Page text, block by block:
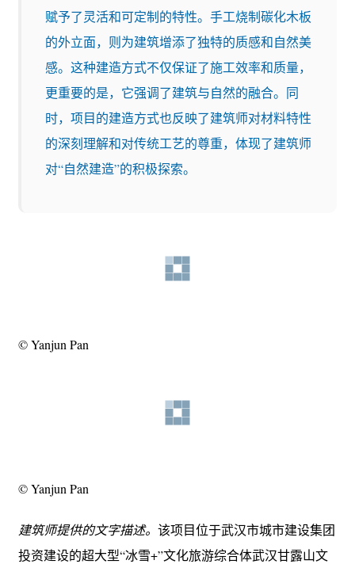
赋予了灵活和可定制的特性。手工烧制碳化木板
的外立面，则为建筑增添了独特的质感和自然美
感。这种建造方式不仅保证了施工效率和质量，
更重要的是，它强调了建筑与自然的融合。同
时，项目的建造方式也反映了建筑师对材料特性
的深刻理解和对传统工艺的尊重，体现了建筑师
对“自然建造”的积极探索。
© Yanjun Pan
© Yanjun Pan
建筑师提供的文字描述。 该项目位于武汉市城市建设集团
投资建设的超大型“冰雪+”文化旅游综合体武汉甘露山文